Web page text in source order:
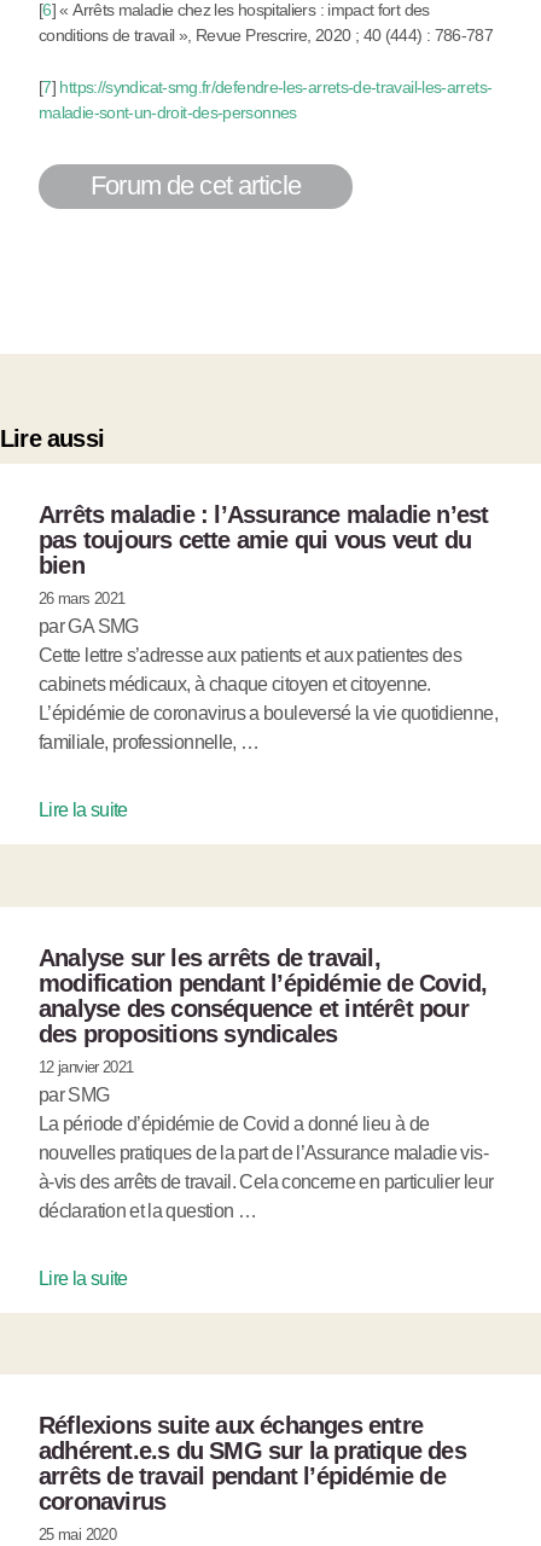
[6]« Arrêts maladie chez les hospitaliers : impact fort des
conditions de travail », Revue Prescrire, 2020 ; 40 (444) : 786-787
[7] https://syndicat-smg.fr/defendre-les-arrets-de-travail-les-arrets-
maladie-sont-un-droit-des-personnes
Forum de cet article
Lire aussi
Arrêts maladie : l’Assurance maladie n’est
pas toujours cette amie qui vous veut du
bien
26 mars 2021
par GA SMG
Cette lettre s’adresse aux patients et aux patientes des
cabinets médicaux, à chaque citoyen et citoyenne.
L’épidémie de coronavirus a bouleversé la vie quotidienne,
familiale, professionnelle, …
Lire la suite
Analyse sur les arrêts de travail,
modification pendant l’épidémie de Covid,
analyse des conséquence et intérêt pour
des propositions syndicales
12 janvier 2021
par SMG
La période d’épidémie de Covid a donné lieu à de
nouvelles pratiques de la part de l’Assurance maladie vis-
à-vis des arrêts de travail. Cela concerne en particulier leur
déclaration et la question …
Lire la suite
Réflexions suite aux échanges entre
adhérent.e.s du SMG sur la pratique des
arrêts de travail pendant l’épidémie de
coronavirus
25 mai 2020